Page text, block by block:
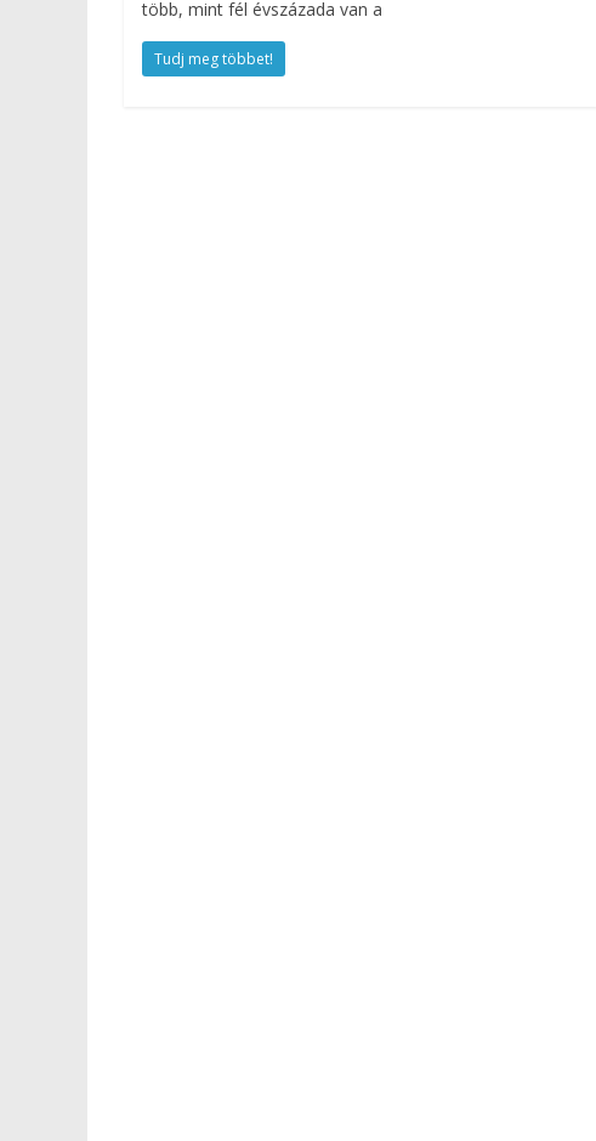
több, mint fél évszázada van a
Tudj meg többet!